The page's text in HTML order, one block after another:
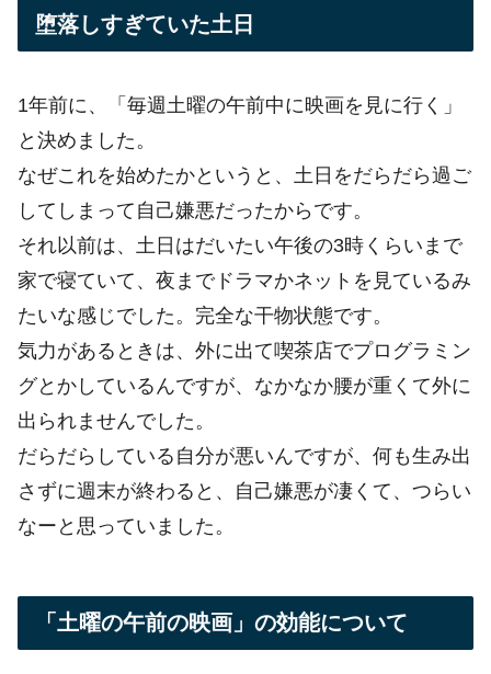
堕落しすぎていた土日
1年前に、「毎週土曜の午前中に映画を見に行く」
と決めました。
なぜこれを始めたかというと、土日をだらだら過ご
してしまって自己嫌悪だったからです。
それ以前は、土日はだいたい午後の3時くらいまで
家で寝ていて、夜までドラマかネットを見ているみ
たいな感じでした。完全な干物状態です。
気力があるときは、外に出て喫茶店でプログラミン
グとかしているんですが、なかなか腰が重くて外に
出られませんでした。
だらだらしている自分が悪いんですが、何も生み出
さずに週末が終わると、自己嫌悪が凄くて、つらい
なーと思っていました。
「土曜の午前の映画」の効能について